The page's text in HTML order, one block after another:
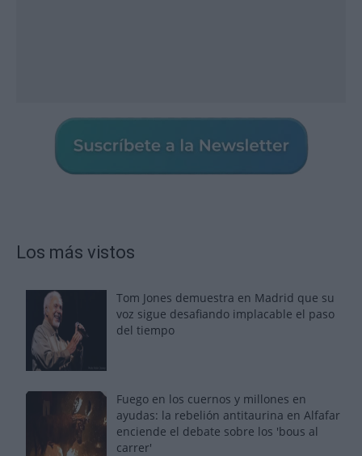
Los más vistos
Tom Jones demuestra en Madrid que su
voz sigue desafiando implacable el paso
del tiempo
Fuego en los cuernos y millones en
ayudas: la rebelión antitaurina en Alfafar
enciende el debate sobre los 'bous al
carrer'